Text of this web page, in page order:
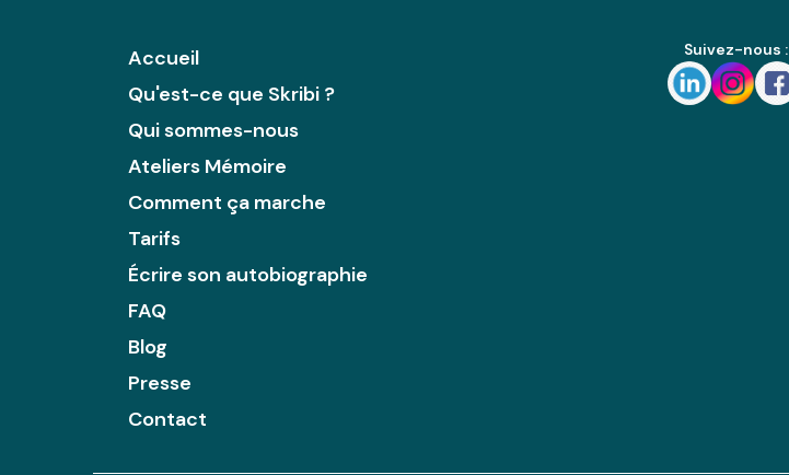
Accueil
Qu'est-ce que Skribi ?
Qui sommes-nous
Ateliers Mémoire
Comment ça marche
Tarifs
Écrire son autobiographie
FAQ
Blog
Presse
Contact
Suivez-nous :